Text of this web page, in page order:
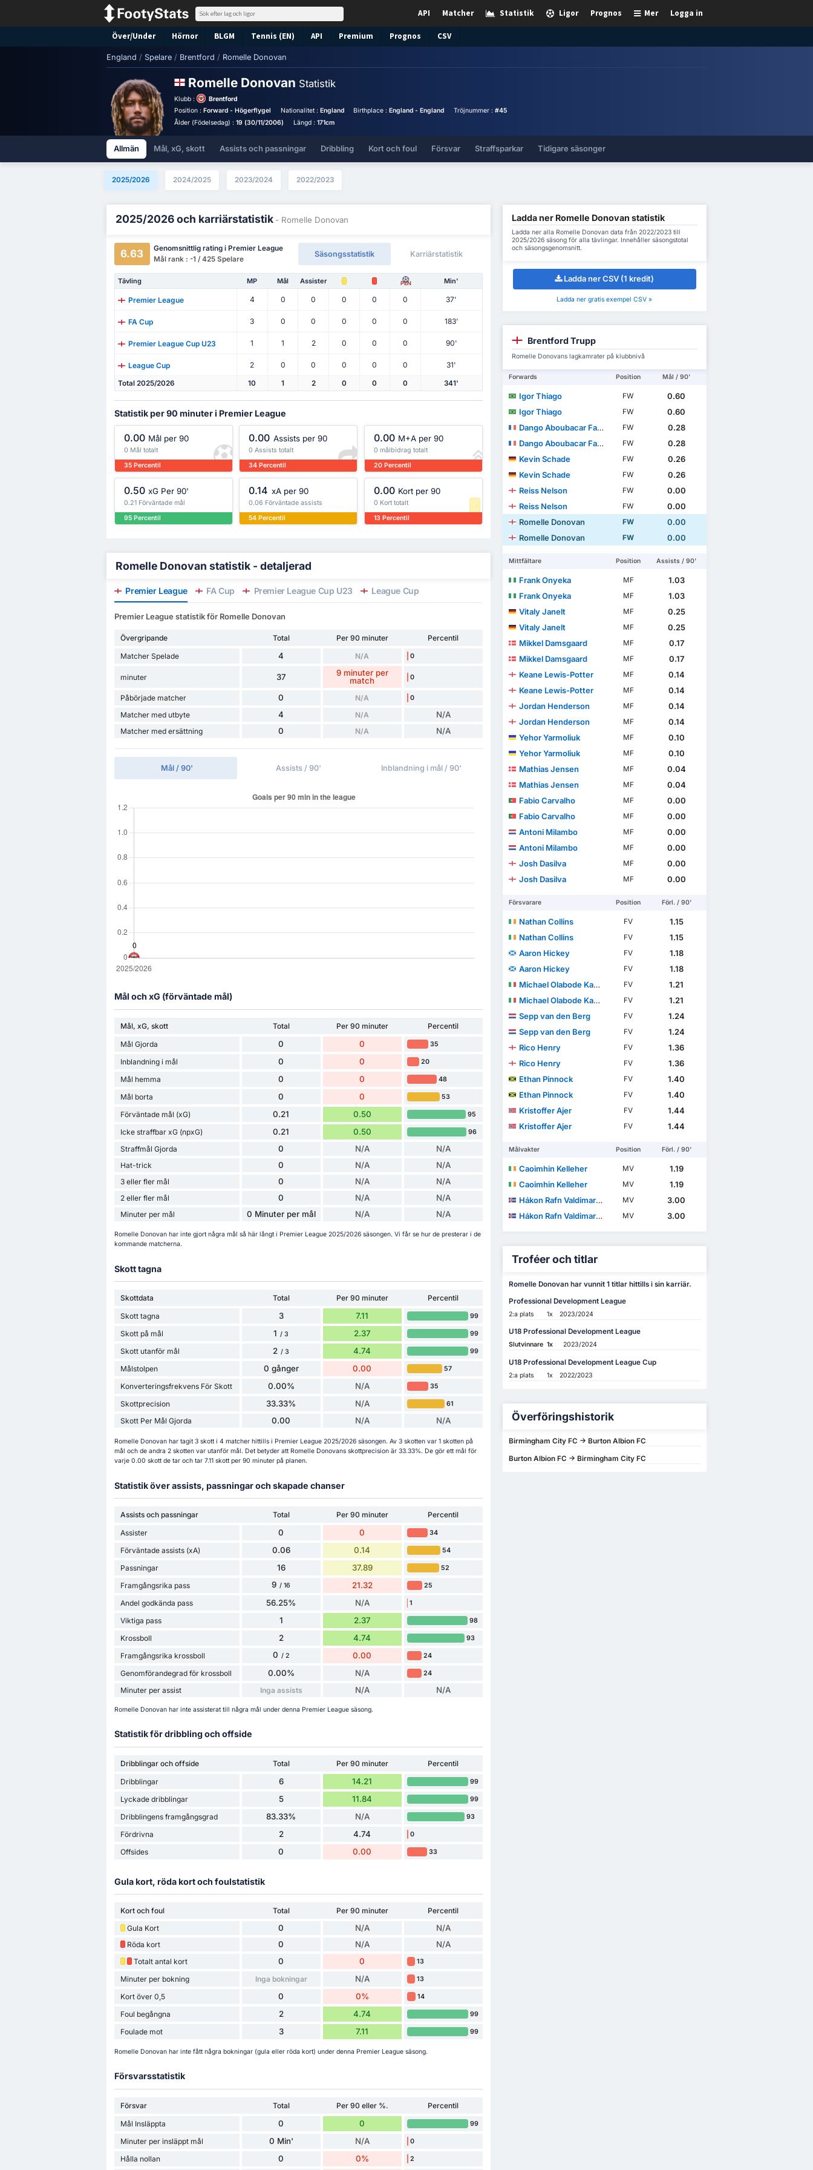
Logga in
Mer
Prognos
Ligor
Statistik
Matcher
API
Över/Under Hörnor BLGM Tennis (EN) API Premium Prognos CSV
England / Spelare / Brentford / Romelle Donovan
Romelle Donovan Statistik
Klubb :
Brentford
Position :Forward - Högerflygel Nationalitet : England Birthplace :England - England Tröjnummer : #45
Ålder (Födelsedag) :19 (30/11/2006) Längd : 171cm
Allmän Mål, xG, skott Assists och passningar Dribbling Kort och foul Försvar Straffsparkar Tidigare säsonger
2025/2026 2024/2025 2023/2024 2022/2023
2025/2026 och karriärstatistik - Romelle Donovan
6.63
Genomsnittlig rating i Premier League
Mål rank : -1 / 425 Spelare
Säsongsstatistik Karriärstatistik
Tävling MP Mål Assister PEN Min'
Premier League 4 0 0 0 0 0 37'
FA Cup 3 0 0 0 0 0 183'
Premier League Cup U23 1 1 2 0 0 0 90'
League Cup 2 0 0 0 0 0 31'
Total 2025/2026 10 1 2 0 0 0 341'
Statistik per 90 minuter i Premier League
0.00 Mål per 90
0 Mål totalt
35 Percentil
0.00 Assists per 90
0 Assists totalt
34 Percentil
0.00 M+A per 90
0 målbidrag totalt
20 Percentil
0.50 xG Per 90'
0.21 Förväntade mål
95 Percentil
0.14 xA per 90
0.06 Förväntade assists
54 Percentil
0.00 Kort per 90
0 Kort totalt
13 Percentil
Romelle Donovan statistik - detaljerad
Premier League FA Cup Premier League Cup U23 League Cup
Premier League statistik för Romelle Donovan
Övergripande Total Per 90 minuter
Percentil
Matcher Spelade
4 N/A 0
minuter 37
9 minuter per
match
0
Påbörjade matcher 0 N/A 0
Matcher med utbyte 4 N/A N/A
Matcher med ersättning 0 N/A N/A
Mål / 90' Assists / 90' Inblandning i mål / 90'
Mål och xG (förväntade mål)
Mål, xG, skott Total Per 90 minuter
Percentil
Mål Gjorda
0 0 35
Inblandning i mål 0 0 20
Mål hemma 0 0 48
Mål borta 0 0 53
Förväntade mål (xG) 0.21 0.50 95
Icke straffbar xG (npxG) 0.21 0.50 96
Straffmål Gjorda 0 N/A N/A
Hat-trick 0 N/A N/A
3 eller fler mål 0 N/A N/A
2 eller fler mål 0 N/A N/A
Minuter per mål 0 Minuter per mål N/A N/A
Romelle Donovan har inte gjort några mål så här långt i Premier League 2025/2026 säsongen. Vi får se hur de presterar i de
kommande matcherna.
Skott tagna
Skottdata Total Per 90 minuter
Percentil
Skott tagna
3 7.11 99
Skott på mål 1 / 3 2.37 99
Skott utanför mål 2 / 3 4.74 99
Målstolpen 0 gånger 0.00 57
Konverteringsfrekvens För Skott 0.00% N/A 35
Skottprecision 33.33% N/A 61
Skott Per Mål Gjorda 0.00 N/A N/A
Romelle Donovan har tagit 3 skott i 4 matcher hittills i Premier League 2025/2026 säsongen. Av 3 skotten var 1 skotten på
mål och de andra 2 skotten var utanför mål. Det betyder att Romelle Donovans skottprecision är 33.33%. De gör ett mål för
varje 0.00 skott de tar och tar 7.11 skott per 90 minuter på planen.
Statistik över assists, passningar och skapade chanser
Assists och passningar Total Per 90 minuter
Percentil
Assister
0 0 34
Förväntade assists (xA) 0.06 0.14 54
Passningar 16 37.89 52
Framgångsrika pass 9 / 16 21.32 25
Andel godkända pass 56.25% N/A 1
Viktiga pass 1 2.37 98
Krossboll 2 4.74 93
Framgångsrika krossboll 0 / 2 0.00 24
Genomförandegrad för krossboll 0.00% N/A 24
Minuter per assist Inga assists N/A N/A
Romelle Donovan har inte assisterat till några mål under denna Premier League säsong.
Statistik för dribbling och offside
Dribblingar och offside Total Per 90 minuter
Percentil
Dribblingar
6 14.21 99
Lyckade dribblingar 5 11.84 99
Dribblingens framgångsgrad 83.33% N/A 93
Fördrivna 2 4.74 0
Offsides 0 0.00 33
Gula kort, röda kort och foulstatistik
Kort och foul Total Per 90 minuter
Percentil
Gula Kort
0 N/A N/A
Röda kort 0 N/A N/A
Totalt antal kort 0 0 13
Minuter per bokning Inga bokningar N/A 13
Kort över 0,5 0 0% 14
Foul begångna 2 4.74 99
Foulade mot 3 7.11 99
Romelle Donovan har inte fått några bokningar (gula eller röda kort) under denna Premier League säsong.
Försvarsstatistik
Försvar Total Per 90 eller %.
Percentil
Mål Insläppta
0 0 99
Minuter per insläppt mål 0 Min' N/A 0
Hålla nollan 0 0% 2
Ladda ner Romelle Donovan statistik
Ladda ner alla Romelle Donovan data från 2022/2023 till
2025/2026 säsong för alla tävlingar. Innehåller säsongstotal
och säsongsgenomsnitt.
Ladda ner CSV (1 kredit)
Ladda ner gratis exempel CSV »
Brentford Trupp
Romelle Donovans lagkamrater på klubbnivå
Forwards Position Mål / 90'
Igor Thiago FW
0.60
Igor Thiago
FW
0.60
Dango Aboubacar Faissal Ouattara
FW
0.28
Dango Aboubacar Faissal Ouattara
FW
0.28
Kevin Schade
FW
0.26
Kevin Schade
FW
0.26
Reiss Nelson
FW
0.00
Reiss Nelson
FW
0.00
Romelle Donovan
FW
0.00
Romelle Donovan
FW 0.00
Mittfältare Position Assists / 90'
Frank Onyeka MF
1.03
Frank Onyeka
MF
1.03
Vitaly Janelt
MF
0.25
Vitaly Janelt
MF
0.25
Mikkel Damsgaard
MF
0.17
Mikkel Damsgaard
MF
0.17
Keane Lewis-Potter
MF
0.14
Keane Lewis-Potter
MF
0.14
Jordan Henderson
MF
0.14
Jordan Henderson
MF
0.14
Yehor Yarmoliuk
MF
0.10
Yehor Yarmoliuk
MF
0.10
Mathias Jensen
MF
0.04
Mathias Jensen
MF
0.04
Fabio Carvalho
MF
0.00
Fabio Carvalho
MF
0.00
Antoni Milambo
MF
0.00
Antoni Milambo
MF
0.00
Josh Dasilva
MF
0.00
Josh Dasilva
MF 0.00
Försvarare Position Förl. / 90'
Nathan Collins FV
1.15
Nathan Collins
FV
1.15
Aaron Hickey
FV
1.18
Aaron Hickey
FV
1.18
Michael Olabode Kayode
FV
1.21
Michael Olabode Kayode
FV
1.21
Sepp van den Berg
FV
1.24
Sepp van den Berg
FV
1.24
Rico Henry
FV
1.36
Rico Henry
FV
1.36
Ethan Pinnock
FV
1.40
Ethan Pinnock
FV
1.40
Kristoffer Ajer
FV
1.44
Kristoffer Ajer
FV 1.44
Målvakter Position Förl. / 90'
Caoimhin Kelleher MV
1.19
Caoimhin Kelleher
MV
1.19
Hákon Rafn Valdimarsson
MV
3.00
Hákon Rafn Valdimarsson
MV 3.00
Troféer och titlar
Romelle Donovan har vunnit 1 titlar hittills i sin karriär.
Professional Development League
2:a plats 1x 2023/2024
U18 Professional Development League
Slutvinnare 1x 2023/2024
U18 Professional Development League Cup
2:a plats 1x 2022/2023
Överföringshistorik
Birmingham City FC -> Burton Albion FC
Burton Albion FC -> Birmingham City FC